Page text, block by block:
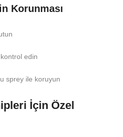
Korunması
edin
sprey ile koruyun
İçin Özel